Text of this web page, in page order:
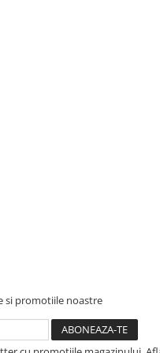
si promotiile noastre